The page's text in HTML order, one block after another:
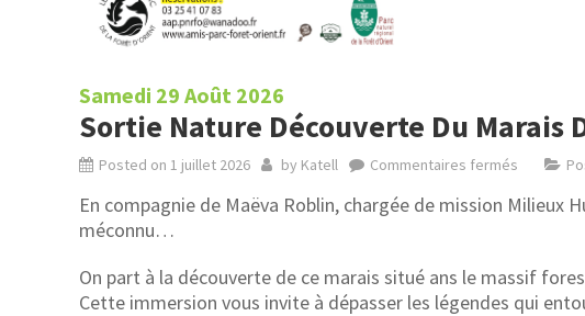
Samedi 29 Août 2026
Sortie Nature Découverte Du Marais
Posted on 1 juillet 2026 by Katell Commentaires fermés
En compagnie de Maëva Roblin, chargée de mission Milieux
méconnu…
On part à la découverte de ce marais situé ans le massif
Cette immersion vous invite à dépasser les légendes qui